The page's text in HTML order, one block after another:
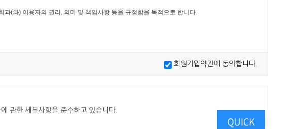
(와) 이용자의 권리, 의미 및 책임사항 등을 규정함을 목적으로 합니다.
된 약관은 전항과 같은 방법으로 효력이 발생합니다.
회원가입약관에 동의합니다.
관한 세부사항을 준수하고 있습니다.
QUICK